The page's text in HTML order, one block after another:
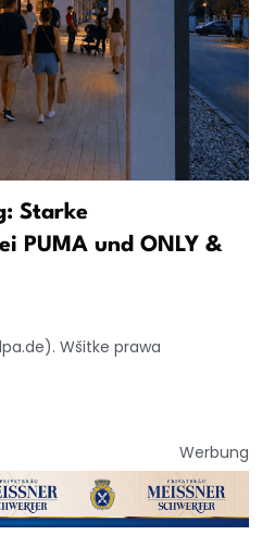
Starke
PUMA und ONLY &
Wšitke prawa
Werbung